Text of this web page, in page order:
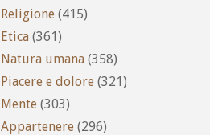
Religione (415)
Etica (361)
Natura umana (358)
Piacere e dolore (321)
Mente (303)
Appartenere (296)